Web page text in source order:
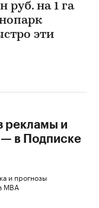
руб. на 1 га
эти
рекламы и
в Подписке
и прогнозы
MBA